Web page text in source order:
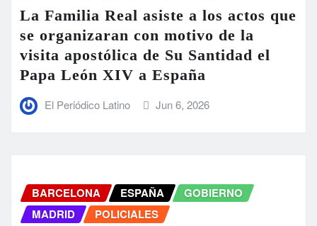
La Familia Real asiste a los actos que
se organizaran con motivo de la
visita apostólica de Su Santidad el
Papa León XIV a España
El Periódico Latino Jun 6, 2026
BARCELONA ESPAÑA
GOBIERNO
MADRID
POLICIALES